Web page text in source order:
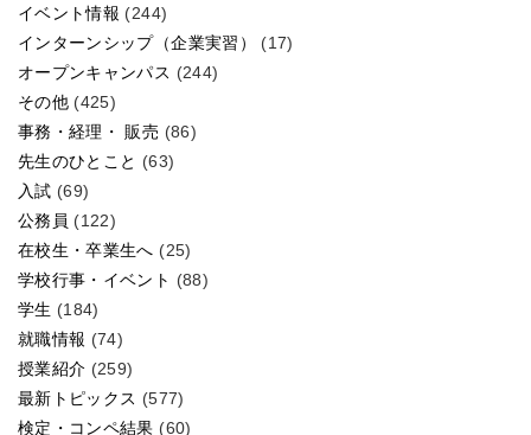
イベント情報 (244)
インターンシップ（企業実習）
(17)
オープンキャンパス (244)
その他 (425)
事務・経理・ 販売 (86)
先生のひとこと (63)
入試 (69)
公務員 (122)
在校生・卒業生へ (25)
学校行事・イベント (88)
学生 (184)
就職情報 (74)
授業紹介 (259)
最新トピックス (577)
検定・コンペ結果 (60)